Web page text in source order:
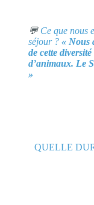
💬 Ce que nous
séjour ? « Nous
de cette
d’animaux. Le
»
QUELLE